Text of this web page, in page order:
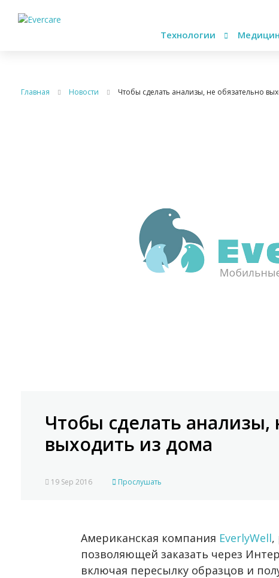
Технологии
Главная Новости Чтобы сделать анализы, не обязательно
Чтобы сделать анализы,
выходить из дома
19 Sep 2016 Прослушать
Американская компания EverlyWell,
позволяющей заказать через
включая пересылку образцов и